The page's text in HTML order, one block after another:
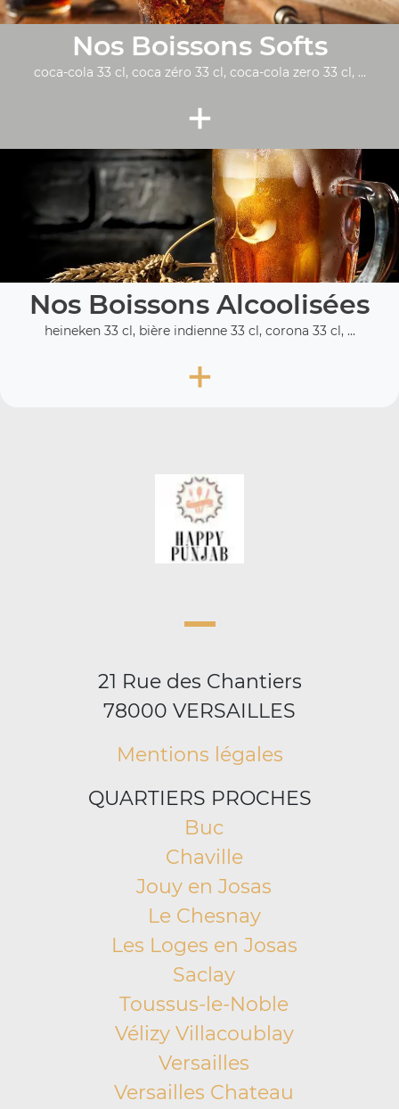
Nos Boissons Softs
coca-cola 33 cl, coca zéro 33 cl, coca-cola zero 33 cl, ...
+
Nos Boissons Alcoolisées
heineken 33 cl, bière indienne 33 cl, corona 33 cl, ...
+
21 Rue des Chantiers
78000 VERSAILLES
Mentions légales
QUARTIERS PROCHES
Buc
Chaville
Jouy en Josas
Le Chesnay
Les Loges en Josas
Saclay
Toussus-le-Noble
Vélizy Villacoublay
Versailles
Versailles Chateau